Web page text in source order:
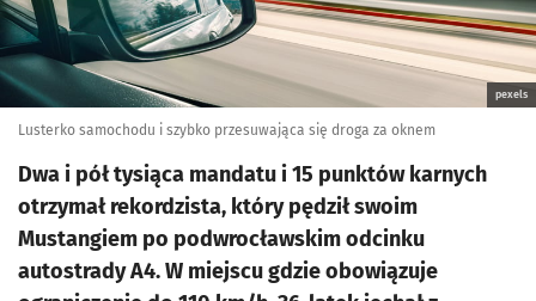
pexels
Lusterko samochodu i szybko przesuwająca się droga za oknem
Dwa i pół tysiąca mandatu i 15 punktów karnych
otrzymał rekordzista, który pędził swoim
Mustangiem po podwrocławskim odcinku
autostrady A4. W miejscu gdzie obowiązuje